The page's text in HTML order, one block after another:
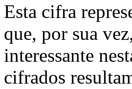
Esta cifra
que, por sua
interessante
cifrados